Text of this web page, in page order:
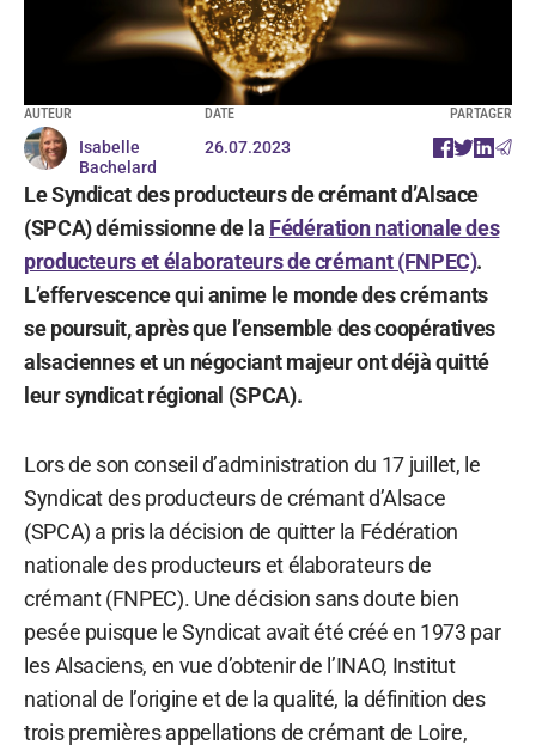
AUTEUR
Isabelle
Bachelard
DATE
26.07.2023
PARTAGER
Le Syndicat des producteurs de crémant d’Alsace
(SPCA) démissionne de la Fédération nationale des
producteurs et élaborateurs de crémant (FNPEC).
L’effervescence qui anime le monde des crémants
se poursuit, après que l’ensemble des coopératives
alsaciennes et un négociant majeur ont déjà quitté
leur syndicat régional (SPCA).
Lors de son conseil d’administration du 17 juillet, le
Syndicat des producteurs de crémant d’Alsace
(SPCA) a pris la décision de quitter la Fédération
nationale des producteurs et élaborateurs de
crémant (FNPEC). Une décision sans doute bien
pesée puisque le Syndicat avait été créé en 1973 par
les Alsaciens, en vue d’obtenir de l’INAO, Institut
national de l’origine et de la qualité, la définition des
trois premières appellations de crémant de Loire,